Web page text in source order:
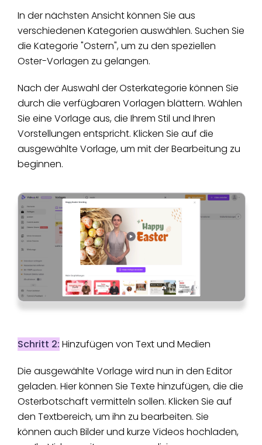
In der nächsten Ansicht können Sie aus
verschiedenen Kategorien auswählen. Suchen Sie
die Kategorie "Ostern", um zu den speziellen
Oster-Vorlagen zu gelangen.
Nach der Auswahl der Osterkategorie können Sie
durch die verfügbaren Vorlagen blättern. Wählen
Sie eine Vorlage aus, die Ihrem Stil und Ihren
Vorstellungen entspricht. Klicken Sie auf die
ausgewählte Vorlage, um mit der Bearbeitung zu
beginnen.
Schritt 2: Hinzufügen von Text und Medien
Die ausgewählte Vorlage wird nun in den Editor
geladen. Hier können Sie Texte hinzufügen, die die
Osterbotschaft vermitteln sollen. Klicken Sie auf
den Textbereich, um ihn zu bearbeiten. Sie
können auch Bilder und kurze Videos hochladen,